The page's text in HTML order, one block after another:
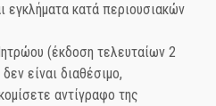
εγκλήματα κατά περιουσιακών
(έκδοση τελευταίων 2
είναι διαθέσιμο,
αντίγραφο της